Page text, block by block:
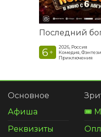
6 +
2026, Россия
Комедия, Фэнтези,
Приключения
Основное
Афиша
Реквизиты
🎟️